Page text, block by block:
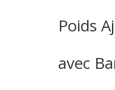
Poids
avec